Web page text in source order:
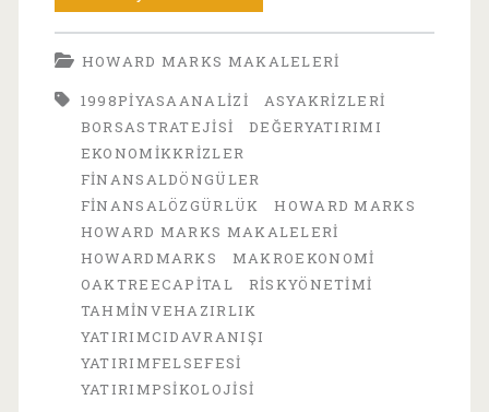
Marks
Makaleleri
1998-
Kim
Bilir?
HOWARD MARKS MAKALELERI
1998PIYASAANALIZI
ASYAKRIZLERI
BORSASTRATEJISI
DEĞERYATIRIMI
EKONOMIKKRIZLER
FINANSALDÖNGÜLER
FINANSALÖZGÜRLÜK
HOWARD MARKS
HOWARD MARKS MAKALELERI
HOWARDMARKS
MAKROEKONOMI
OAKTREECAPITAL
RISKYÖNETIMI
TAHMINVEHAZIRLIK
YATIRIMCIDAVRANIŞI
YATIRIMFELSEFESI
YATIRIMPSIKOLOJISI